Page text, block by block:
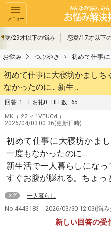
メニュー
愛/29才以下の悩み 恋愛/17才以下
お悩み つぶやき 初めて仕事
初めて仕事に大寝坊かましち
なかったのに... 新生…
回答 1 + お礼0 HIT数 65
MK （ 22 ♂ 1VEUCd ）
2026/04/03 00:36(更新日時)
初めて仕事に大寝坊かま
一度もなかったのに...
新生活で一人暮らしにな
すぐお腹が膨れる。ちょっ
タグ 一人暮らし
No.4443183 2026/03/30 12:03(悩
新しい回答の受